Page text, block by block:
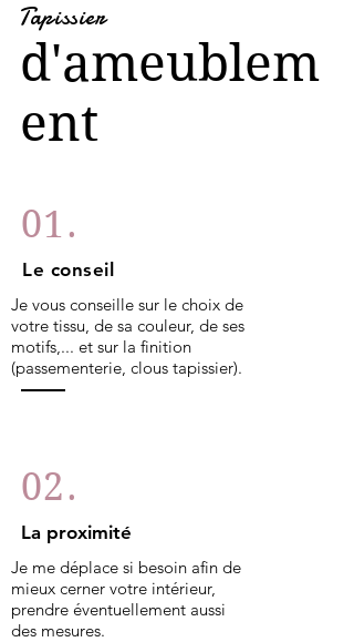
Tapissier
d'ameublem
ent
01.
Le conseil
Je vous conseille sur le choix de
votre tissu, de sa couleur, de ses
motifs,... et sur la finition
(passementerie, clous tapissier).
02.
La proximité
Je me déplace si besoin afin de
mieux cerner votre intérieur,
prendre éventuellement aussi
des mesures.